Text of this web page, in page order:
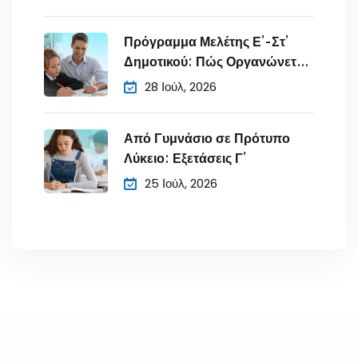
Πρόγραμμα Μελέτης Ε’-Στ’
Δημοτικού: Πώς Οργανώνετε
τον 28 Ιούλ, 2026
Από Γυμνάσιο σε Πρότυπο
Λύκειο: Εξετάσεις Γ’
25 Ιούλ, 2026